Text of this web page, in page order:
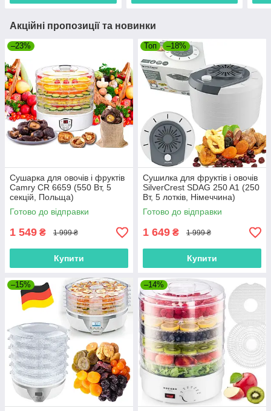
Акційні пропозиції та новинки
–23%
Сушарка для овочів і фруктів
Camry CR 6659 (550 Вт, 5
секцій, Польща)
Готово до відправки
1 549 ₴ 1 999 ₴
Купити
Топ –18%
Сушилка для фруктів і овочів
SilverCrest SDAG 250 A1 (250
Вт, 5 лотків, Німеччина)
Готово до відправки
1 649 ₴ 1 999 ₴
Купити
–15% –14%